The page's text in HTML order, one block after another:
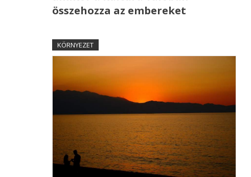
összehozza az embereket
KÖRNYEZET